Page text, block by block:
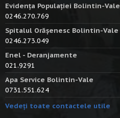
Evidența Populației Bolintin-Vale
0246.270.769
Spitalul Orășenesc Bolintin-Vale
0246.273.049
Enel - Deranjamente
021.9291
Apa Service Bolintin-Vale
0731.551.624
Vedeți toate contactele utile